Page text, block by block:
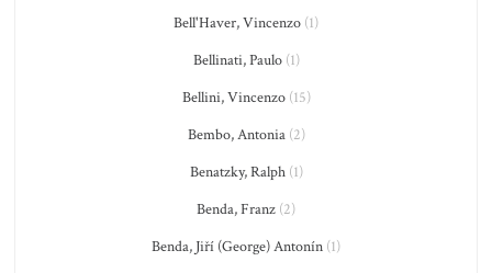
Bell'Haver, Vincenzo (1)
Bellinati, Paulo(1)
Bellini, Vincenzo(15)
Bembo, Antonia(2)
Benatzky, Ralph(1)
Benda, Franz (2)
Benda, Jiří (George) Antonín (1)